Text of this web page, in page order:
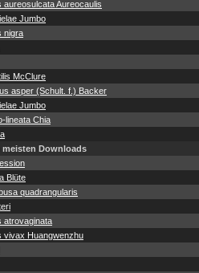
aureosulcata Aureocaulis
Jumbo
nigra
McClure
asper (Schult. f.) Backer
Jumbo
lineata Chia
meisten Downloads
Blüte
quadrangularis
atrovaginata
vivax Huangwenzhu